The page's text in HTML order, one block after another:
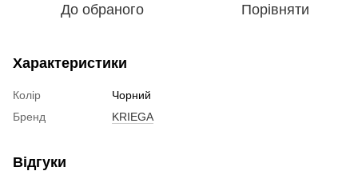
До обраного Порівняти
Характеристики
Колір
Чорний
Бренд
KRIEGA
Відгуки